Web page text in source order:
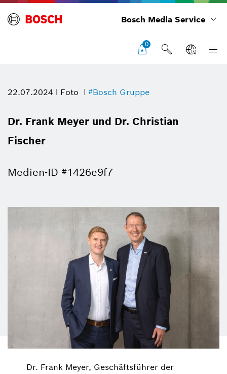
Bosch Media Service
0
22.07.2024 Foto #Bosch Gruppe
Dr. Frank Meyer und Dr. Christian
Fischer
Medien-ID #1426e9f7
Dr. Frank Meyer, Geschäftsführer der